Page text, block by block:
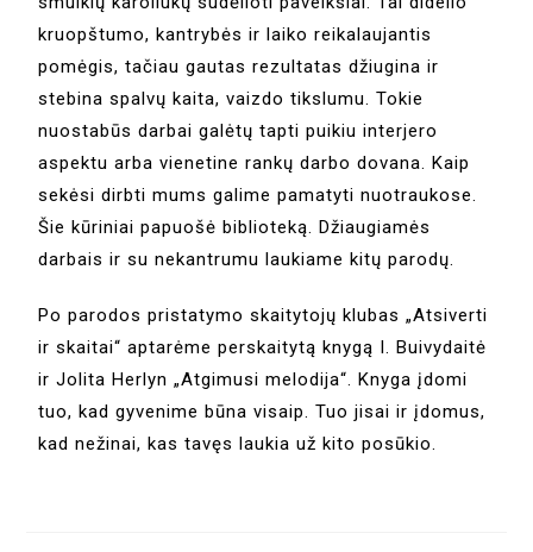
kruopštumo, kantrybės ir laiko reikalaujantis
pomėgis, tačiau gautas rezultatas džiugina ir
stebina spalvų kaita, vaizdo tikslumu. Tokie
nuostabūs darbai galėtų tapti puikiu interjero
aspektu arba vienetine rankų darbo dovana. Kaip
sekėsi dirbti mums galime pamatyti nuotraukose.
Šie kūriniai papuošė biblioteką. Džiaugiamės
darbais ir su nekantrumu laukiame kitų parodų.
Po parodos pristatymo skaitytojų klubas „Atsiverti
ir skaitai“ aptarėme perskaitytą knygą I. Buivydaitė
ir Jolita Herlyn „Atgimusi melodija“. Knyga įdomi
tuo, kad gyvenime būna visaip. Tuo jisai ir įdomus,
kad nežinai, kas tavęs laukia už kito posūkio.